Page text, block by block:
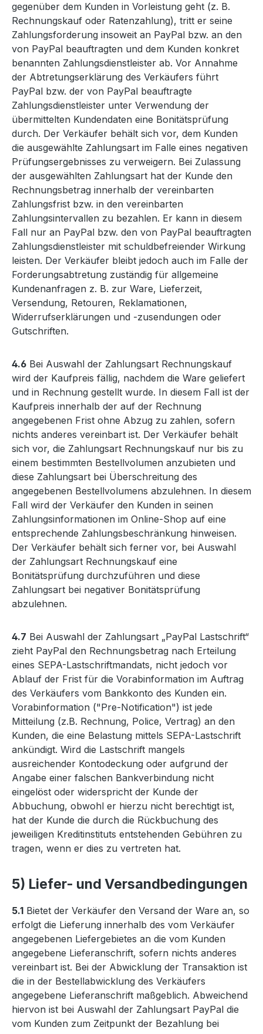
gegenüber dem Kunden in Vorleistung geht (z. B.
Rechnungskauf oder Ratenzahlung), tritt er seine
Zahlungsforderung insoweit an PayPal bzw. an den
von PayPal beauftragten und dem Kunden konkret
benannten Zahlungsdienstleister ab. Vor Annahme
der Abtretungserklärung des Verkäufers führt
PayPal bzw. der von PayPal beauftragte
Zahlungsdienstleister unter Verwendung der
übermittelten Kundendaten eine Bonitätsprüfung
durch. Der Verkäufer behält sich vor, dem Kunden
die ausgewählte Zahlungsart im Falle eines negativen
Prüfungsergebnisses zu verweigern. Bei Zulassung
der ausgewählten Zahlungsart hat der Kunde den
Rechnungsbetrag innerhalb der vereinbarten
Zahlungsfrist bzw. in den vereinbarten
Zahlungsintervallen zu bezahlen. Er kann in diesem
Fall nur an PayPal bzw. den von PayPal beauftragten
Zahlungsdienstleister mit schuldbefreiender Wirkung
leisten. Der Verkäufer bleibt jedoch auch im Falle der
Forderungsabtretung zuständig für allgemeine
Kundenanfragen z. B. zur Ware, Lieferzeit,
Versendung, Retouren, Reklamationen,
Widerrufserklärungen und -zusendungen oder
Gutschriften.
4.6 Bei Auswahl der Zahlungsart Rechnungskauf
wird der Kaufpreis fällig, nachdem die Ware geliefert
und in Rechnung gestellt wurde. In diesem Fall ist der
Kaufpreis innerhalb der auf der Rechnung
angegebenen Frist ohne Abzug zu zahlen, sofern
nichts anderes vereinbart ist. Der Verkäufer behält
sich vor, die Zahlungsart Rechnungskauf nur bis zu
einem bestimmten Bestellvolumen anzubieten und
diese Zahlungsart bei Überschreitung des
angegebenen Bestellvolumens abzulehnen. In diesem
Fall wird der Verkäufer den Kunden in seinen
Zahlungsinformationen im Online-Shop auf eine
entsprechende Zahlungsbeschränkung hinweisen.
Der Verkäufer behält sich ferner vor, bei Auswahl
der Zahlungsart Rechnungskauf eine
Bonitätsprüfung durchzuführen und diese
Zahlungsart bei negativer Bonitätsprüfung
abzulehnen.
4.7 Bei Auswahl der Zahlungsart „PayPal Lastschrift“
zieht PayPal den Rechnungsbetrag nach Erteilung
eines SEPA-Lastschriftmandats, nicht jedoch vor
Ablauf der Frist für die Vorabinformation im Auftrag
des Verkäufers vom Bankkonto des Kunden ein.
Vorabinformation ("Pre-Notification") ist jede
Mitteilung (z.B. Rechnung, Police, Vertrag) an den
Kunden, die eine Belastung mittels SEPA-Lastschrift
ankündigt. Wird die Lastschrift mangels
ausreichender Kontodeckung oder aufgrund der
Angabe einer falschen Bankverbindung nicht
eingelöst oder widerspricht der Kunde der
Abbuchung, obwohl er hierzu nicht berechtigt ist,
hat der Kunde die durch die Rückbuchung des
jeweiligen Kreditinstituts entstehenden Gebühren zu
tragen, wenn er dies zu vertreten hat.
5) Liefer- und Versandbedingungen
5.1 Bietet der Verkäufer den Versand der Ware an, so
erfolgt die Lieferung innerhalb des vom Verkäufer
angegebenen Liefergebietes an die vom Kunden
angegebene Lieferanschrift, sofern nichts anderes
vereinbart ist. Bei der Abwicklung der Transaktion ist
die in der Bestellabwicklung des Verkäufers
angegebene Lieferanschrift maßgeblich. Abweichend
hiervon ist bei Auswahl der Zahlungsart PayPal die
vom Kunden zum Zeitpunkt der Bezahlung bei